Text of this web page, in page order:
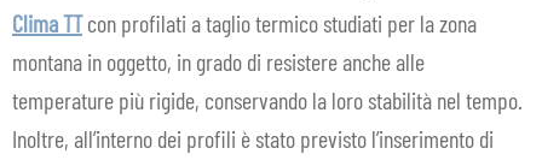
Clima TTcon profilati a taglio termico studiati per la zona
montana in oggetto, in grado di resistere anche alle
temperature più rigide, conservando la loro stabilità nel tempo.
Inoltre, all’interno dei profili è stato previsto l’inserimento di